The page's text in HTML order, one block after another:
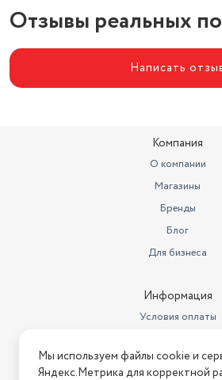
Отзывы реальных
Написать
Компания
О компании
Магазины
Бренды
Блог
Для бизнеса
Информация
Условия оплаты
Условия возврата
Мы используем файлы cookie и
Яндекс.Метрика для корректной